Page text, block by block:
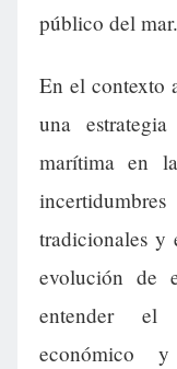
público del mar.
En el contexto
una
marítima en
tradicionales y
evolución de
entender el
económico